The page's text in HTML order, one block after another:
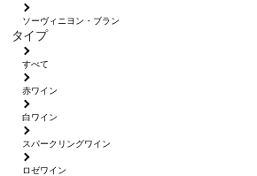
ソーヴィニヨン・ブラン
タイプ
すべて
赤ワイン
白ワイン
スパークリングワイン
ロゼワイン